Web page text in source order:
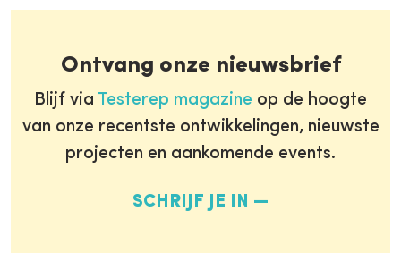
Ontvang onze nieuwsbrief
Blijf via Testerep magazine op de hoogte
van onze recentste ontwikkelingen, nieuwste
projecten en aankomende events.
SCHRIJF JE IN